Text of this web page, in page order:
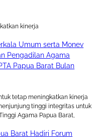
kinerja
Umum serta Monev
Pengadilan Agama
Papua Barat Bulan
tetap meningkatkan kinerja
tinggi integritas untuk
Agama Papua Barat,
Barat Hadiri Forum